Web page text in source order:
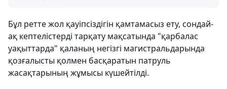
Бұл ретте жол қауіпсіздігін қамтамасыз ету, сондай-
ақ кептелістерді тарқату мақсатында "қарбалас
уақыттарда" қаланың негізгі магистральдарында
қозғалысты қолмен басқаратын патруль
жасақтарының жұмысы күшейтілді.